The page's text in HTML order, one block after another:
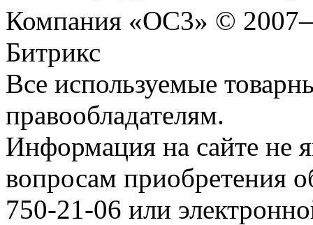
Компания «ОС3» ©
Битрикс
Все используемые
правообладателям.
Информация на сайте не
вопросам приобретения
750-21-06 или